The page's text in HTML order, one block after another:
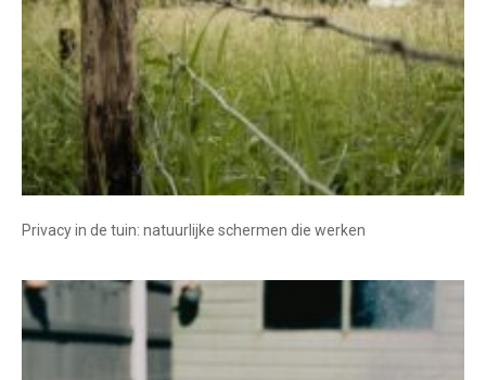
Privacy in de tuin: natuurlijke schermen die werken